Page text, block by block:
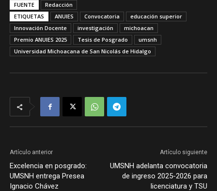
FUENTE
Redacción
ETIQUETAS
ANUIES Convocatoria
educación superior
Innovación Docente
investigación
michoacan
Premio ANUIES 2025
Tesis de Posgrado
umsnh
Universidad Michoacana de San Nicolás de Hidalgo
Artículo anterior
Excelencia en posgrado:
UMSNH entrega Presea
Ignacio Chávez
Artículo siguiente
UMSNH adelanta convocatoria
de ingreso 2025-2026 para
licenciatura y TSU